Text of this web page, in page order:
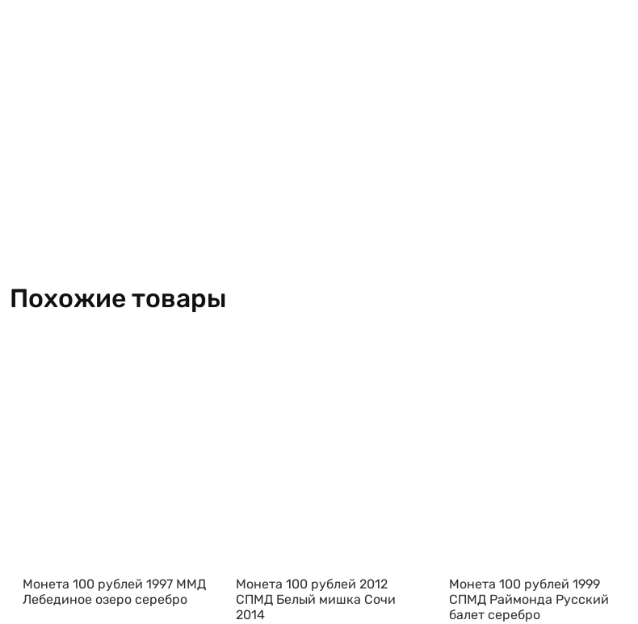
Похожие товары
Монета 100 рублей 1997 ММД
Лебединое озеро серебро
Монета 100 рублей 2012
СПМД Белый мишка Сочи
2014
Монета 100 рублей 1999
СПМД Раймонда Русский
балет серебро